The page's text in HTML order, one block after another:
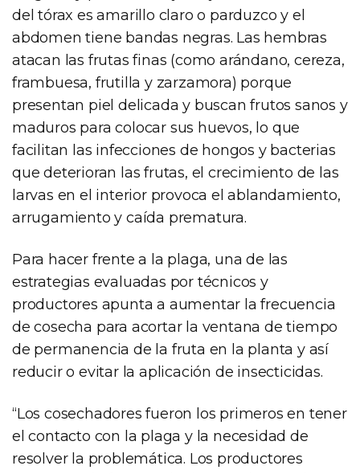
del tórax es amarillo claro o parduzco y el
abdomen tiene bandas negras. Las hembras
atacan las frutas finas (como arándano, cereza,
frambuesa, frutilla y zarzamora) porque
presentan piel delicada y buscan frutos sanos y
maduros para colocar sus huevos, lo que
facilitan las infecciones de hongos y bacterias
que deterioran las frutas, el crecimiento de las
larvas en el interior provoca el ablandamiento,
arrugamiento y caída prematura.
Para hacer frente a la plaga, una de las
estrategias evaluadas por técnicos y
productores apunta a aumentar la frecuencia
de cosecha para acortar la ventana de tiempo
de permanencia de la fruta en la planta y así
reducir o evitar la aplicación de insecticidas.
“Los cosechadores fueron los primeros en tener
el contacto con la plaga y la necesidad de
resolver la problemática. Los productores